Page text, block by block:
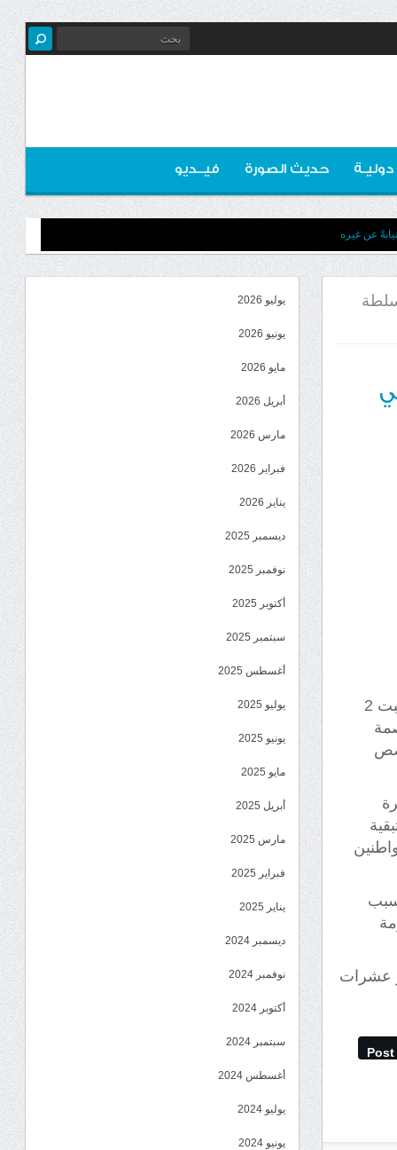
دوليـة حديث الصورة فيــديو
عن غيره
التقت قيادة الهبة الحضرمية ممثلة بالشيخ حسن بن سعيد الجابري، مساء السبت 2
الف يوميا للمواطنين
أتى بسبب
عشرات
Post
يوليو 2026
يونيو 2026
مايو 2026
أبريل 2026
مارس 2026
فبراير 2026
يناير 2026
ديسمبر 2025
نوفمبر 2025
أكتوبر 2025
سبتمبر 2025
أغسطس 2025
يوليو 2025
يونيو 2025
مايو 2025
أبريل 2025
مارس 2025
فبراير 2025
يناير 2025
ديسمبر 2024
نوفمبر 2024
أكتوبر 2024
سبتمبر 2024
أغسطس 2024
يوليو 2024
يونيو 2024